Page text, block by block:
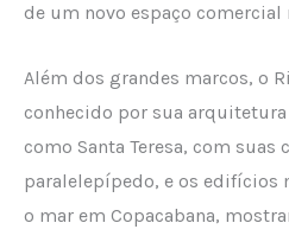
de um novo espaço comercial
Além dos grandes marcos, o
conhecido por sua
como Santa Teresa, com suas
paralelepípedo, e os edifícios
o mar em Copacabana,